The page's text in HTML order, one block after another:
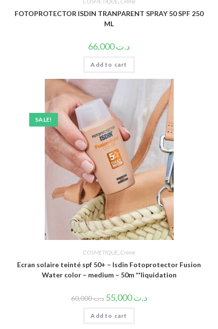
FOTOPROTECTOR ISDIN TRANPARENT SPRAY 50 SPF 250
ML
د.ت66,000
Add to cart
SALE!
COSMETIQUE, Crème
Ecran solaire teinté spf 50+ – Isdin Fotoprotector Fusion
Water color – medium – 50m **liquidation
د.ت60,000 د.ت55,000
Add to cart